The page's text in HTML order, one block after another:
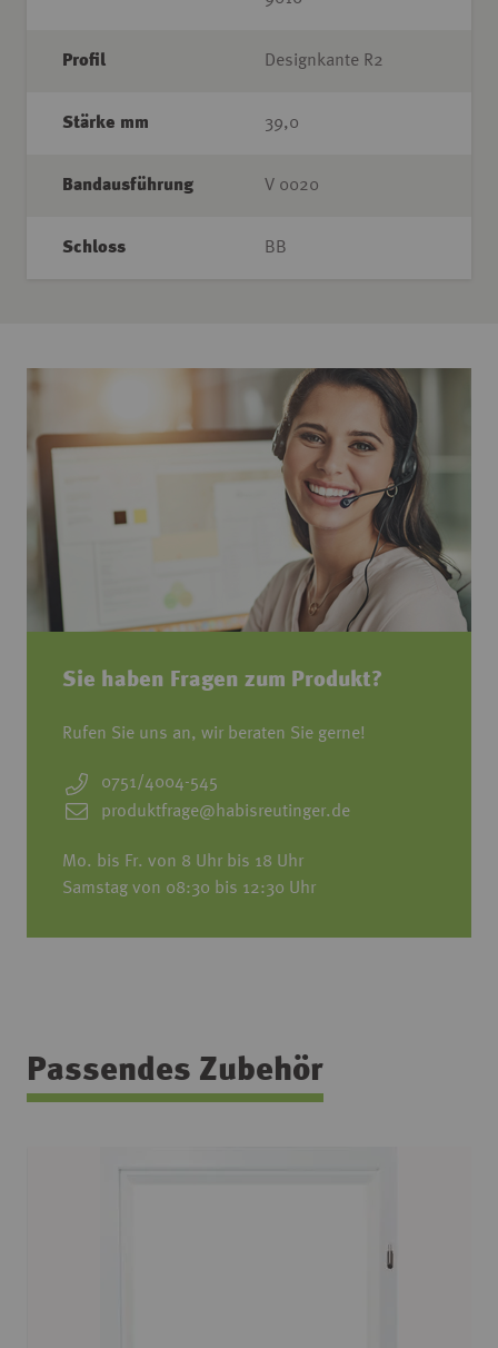
Sie haben Fragen zum Produkt?
Rufen Sie uns an, wir beraten Sie gerne!
0751/4004-545
produktfrage@habisreutinger.de
Mo. bis Fr. von 8 Uhr bis 18 Uhr
Samstag von 08:30 bis 12:30 Uhr
Profil Designkante R2
Stärke mm 39,0
Bandausführung V 0020
Schloss BB
Passendes Zubehör